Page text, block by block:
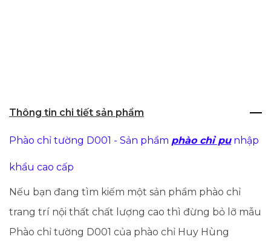
Thông tin chi tiết sản phẩm
Phào chỉ tường D001 - Sản phẩm phào chỉ punhập
khẩu cao cấp
Nếu bạn đang tìm kiếm một sản phẩm phào chỉ
trang trí nội thất chất lượng cao thì đừng bỏ lỡ mẫu
Phào chỉ tường D001 của phào chỉ Huy Hùng